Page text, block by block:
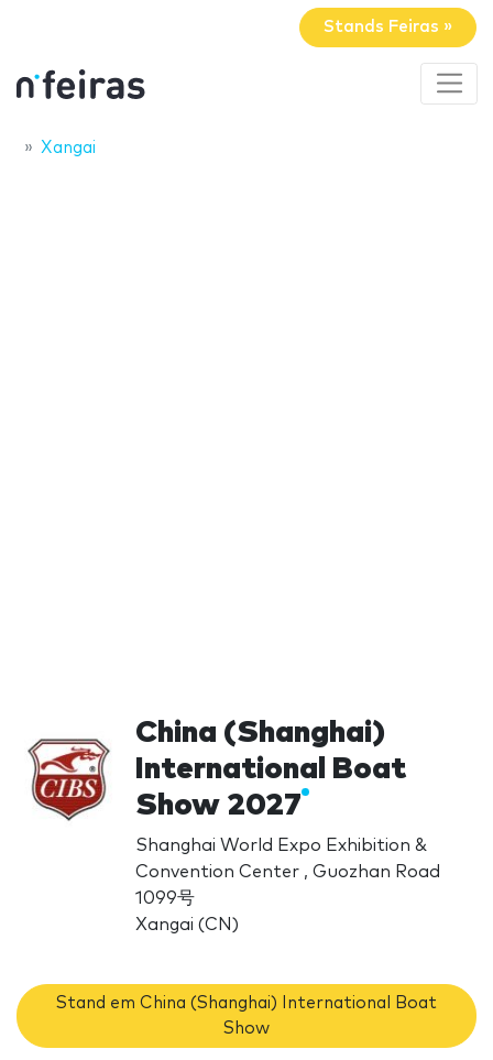
Stands Feiras »
Xangai
China (Shanghai)
International Boat
Show 2027
Shanghai World Expo Exhibition &
Convention Center , Guozhan Road
1099号
Xangai (CN)
Stand em China (Shanghai) International Boat
Show